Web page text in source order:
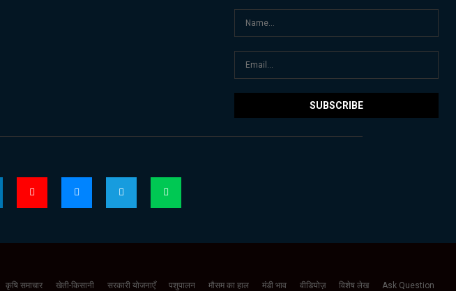
कृषि समाचार खेती-किसानी सरकारी योजनाएँ पशुपालन मौसम का हाल मंडी भाव वीडियोज़ विशेष लेख Ask Question